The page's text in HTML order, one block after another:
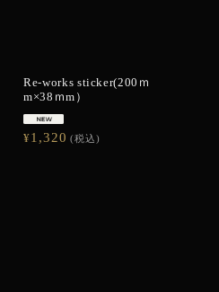
Re-works sticker(200ｍ
m×38ｍm）
¥1,320 (税込)